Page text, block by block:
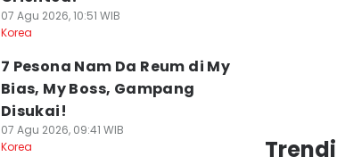
07 Agu 2026, 10:51 WIB
Korea
7 Pesona Nam Da Reum di My
Bias, My Boss, Gampang
Disukai!
07 Agu 2026, 09:41 WIB
Korea